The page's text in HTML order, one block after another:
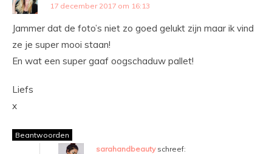
17 december 2017 om 16:13
Jammer dat de foto’s niet zo goed gelukt zijn maar ik vind
ze je super mooi staan!
En wat een super gaaf oogschaduw pallet!
Liefs
x
Beantwoorden
sarahandbeauty schreef: